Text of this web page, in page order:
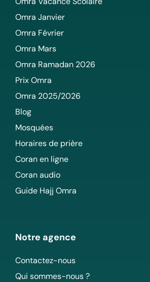
Omra Janvier
Omra Février
Omra Mars
Omra Ramadan 2026
Prix Omra
Omra 2025/2026
Blog
Mosquées
Horaires de prière
Coran en ligne
Coran audio
Guide Hajj Omra
Notre agence
Contactez-nous
Qui sommes-nous ?